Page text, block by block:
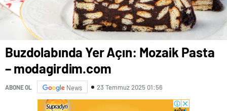
Buzdolabında Yer Açın: Mozaik Pasta
– modagirdim.com
ABONE OL News 23 Temmuz 2025 01:56